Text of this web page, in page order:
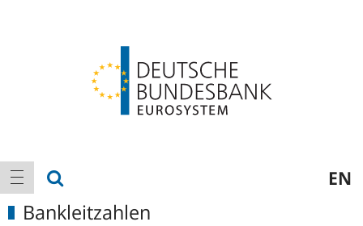
Hauptnavigation
Navigation anzeigen EN
Bankleitzahlen